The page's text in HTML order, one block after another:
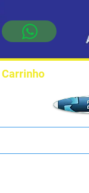
Carrinho